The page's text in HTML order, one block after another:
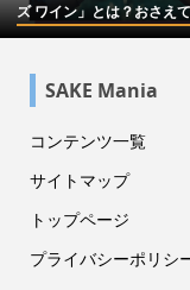
ズ ワイン」とは？おさえ
SAKE Mania
コンテンツ一覧
サイトマップ
トップページ
プライバシーポリシ